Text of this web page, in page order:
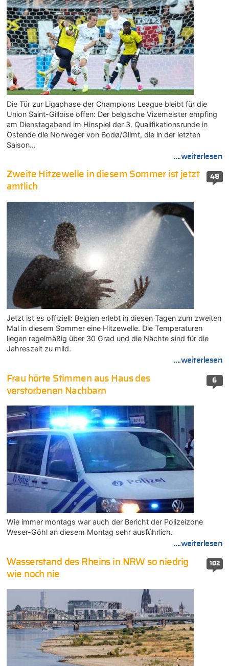
Die Tür zur Ligaphase der Champions League bleibt für die
Union Saint-Gilloise offen: Der belgische Vizemeister empfing
am Dienstagabend im Hinspiel der 3. Qualifikationsrunde in
Ostende die Norweger von Bodø/Glimt, die in der letzten
Saison…
....weiterlesen
48
Zweite Hitzewelle in diesem Sommer ist jetzt
amtlich
Jetzt ist es offiziell: Belgien erlebt in diesen Tagen zum zweiten
Mal in diesem Sommer eine Hitzewelle. Die Temperaturen
liegen regelmäßig über 30 Grad und die Nächte sind für die
Jahreszeit zu mild.
....weiterlesen
6
Frau hörte Stimmen aus Haus des
verstorbenen Nachbarn
Wie immer montags war auch der Bericht der Polizeizone
Weser-Göhl an diesem Montag sehr ausführlich.
....weiterlesen
102
Wasserstand des Rheins in NRW so niedrig
wie noch nie